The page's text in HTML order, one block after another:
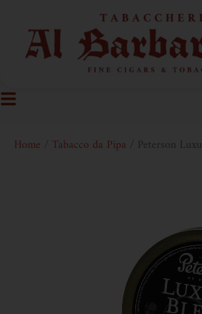
Home Tabacco da Pipa / Peterson